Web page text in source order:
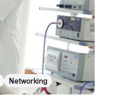
Networking